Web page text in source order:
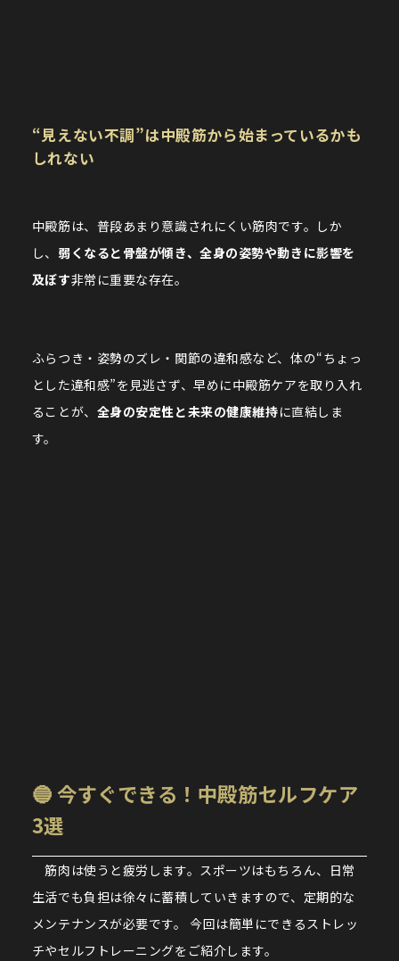
“見えない不調”は中殿筋から始まっているかも
しれない
中殿筋は、普段あまり意識されにくい筋肉です。しか
し、 弱くなると骨盤が傾き、全身の姿勢や動きに影響を
及ぼす非常に重要な存在。
ふらつき・姿勢のズレ・関節の違和感など、体の“ちょっ
とした違和感”を見逃さず、早めに中殿筋ケアを取り入れ
ることが、 全身の安定性と未来の健康維持に直結しま
す。
🔵 今すぐできる！中殿筋セルフケア
3選
筋肉は使うと疲労します。スポーツはもちろん、日常
生活でも負担は徐々に蓄積していきますので、定期的な
メンテナンスが必要です。 今回は簡単にできるストレッ
チやセルフトレーニングをご紹介します。